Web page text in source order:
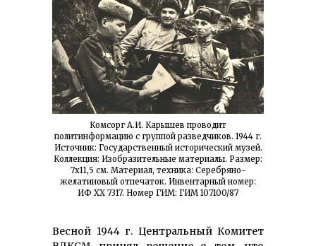
Комсорг А.И. Карышев проводит
политинформацию с группой разведчиков. 1944 г.
Источник: Государственный исторический музей.
Коллекция: Изобразительные материалы. Размер:
7х11,5 см. Материал, техника: Серебряно-
желатиновый отпечаток. Инвентарный номер:
ИФ XX 7317. Номер ГИМ: ГИМ 107100/87
Весной 1944 г. Центральный Комитет